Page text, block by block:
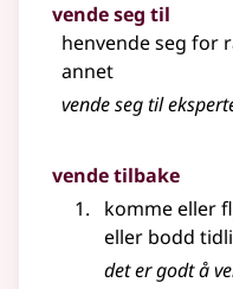
vende seg til
henvende seg for
annet
vende seg til
vende tilbake
komme eller
eller bodd
det er godt å